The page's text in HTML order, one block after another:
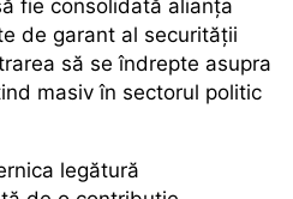
fie consolidată alianța
de garant al securității
să se îndrepte asupra
masiv în sectorul politic
legătură